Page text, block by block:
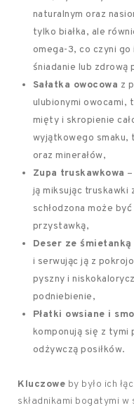
naturalnym oraz
tylko białka, ale
omega-3, co czyni
śniadanie lub zdrową
Sałatka owocowa z
ulubionymi owocami,
mięty i skropienie
wyjątkowego smaku,
oraz minerałów,
Zupa truskawkowa
ją miksując truskawki
schłodzona może
przystawką,
Deser ze śmietanką
i serwując ją z
pyszny i
podniebienie,
Płatki owsiane i
komponują się z tymi
odżywczą posiłków.
Kluczowe by było ich
składnikami bogatymi